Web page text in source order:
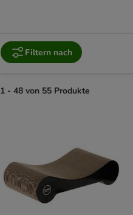
Filtern nach
1 - 48 von 55 Produkte